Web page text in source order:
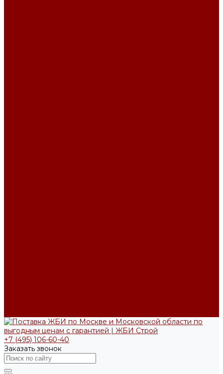
+7 (495) 106-60-40
Заказать звонок